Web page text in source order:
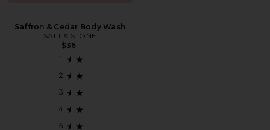
Saffron & Cedar Body Wash
SALT & STONE
$36